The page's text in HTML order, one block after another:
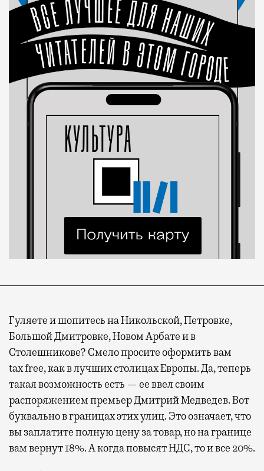
Гуляете и шопитесь на Никольской, Петровке,
Большой Дмитровке, Новом Арбате и в
Столешникове? Смело просите оформить вам
taxfree, как в лучших столицах Европы. Да, теперь
такая возможность есть — ее ввел своим
распоряжением премьер Дмитрий Медведев. Вот
буквально в границах этих улиц. Это означает, что
вы заплатите полную цену за товар, но на границе
вам вернут 18%. А когда повысят НДС, то и все 20%.